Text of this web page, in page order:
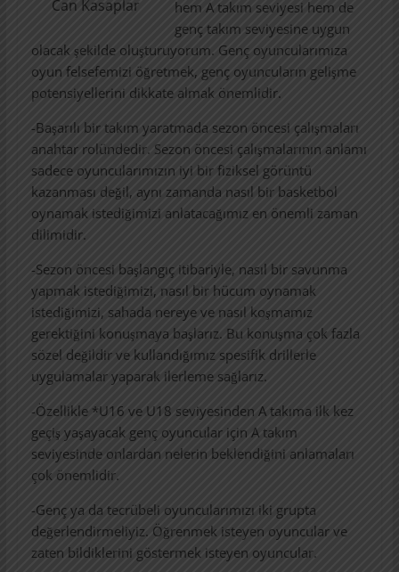
Can Kasaplar
hem A takım seviyesi hem de
genç takım seviyesine uygun
olacak şekilde oluşturuyorum. Genç oyuncularımıza
oyun felsefemizi öğretmek, genç oyuncuların gelişme
potensiyellerini dikkate almak önemlidir.
-Başarılı bir takım yaratmada sezon öncesi çalışmaları
anahtar rolündedir. Sezon öncesi çalışmalarının anlamı
sadece oyuncularımızın iyi bir fiziksel görüntü
kazanması değil, aynı zamanda nasıl bir basketbol
oynamak istediğimizi anlatacağımız en önemli zaman
dilimidir.
-Sezon öncesi başlangıç itibariyle, nasıl bir savunma
yapmak istediğimizi, nasıl bir hücum oynamak
istediğimizi, sahada nereye ve nasıl koşmamız
gerektiğini konuşmaya başlarız. Bu konuşma çok fazla
sözel değildir ve kullandığımız spesifik drillerle
uygulamalar yaparak ilerleme sağlarız.
-Özellikle *U16 ve U18 seviyesinden A takıma ilk kez
geçiş yaşayacak genç oyuncular için A takım
seviyesinde onlardan nelerin beklendiğini anlamaları
çok önemlidir.
-Genç ya da tecrübeli oyuncularımızı iki grupta
değerlendirmeliyiz. Öğrenmek isteyen oyuncular ve
zaten bildiklerini göstermek isteyen oyuncular.